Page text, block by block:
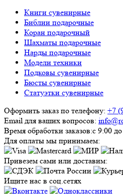
Книги сувенирные
Библии подарочные
Коран подарочный
Шахматы подарочные
Нарды подарочные
Модели техники
Подковы сувенирные
Бюсты сувенирные
Статуэтки сувенирные
Оформить заказ по телефону: +7
Email для ваших вопросов:
Время обработки заказов:с 9:00
Для оплаты мы принимаем:
Привезем сами или доставим:
Ищите нас в соц.сетях